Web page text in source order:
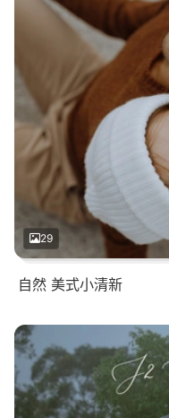
29
自然 美式小清新